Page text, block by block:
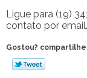
Ligue para (19)
contato por email.
Gostou?